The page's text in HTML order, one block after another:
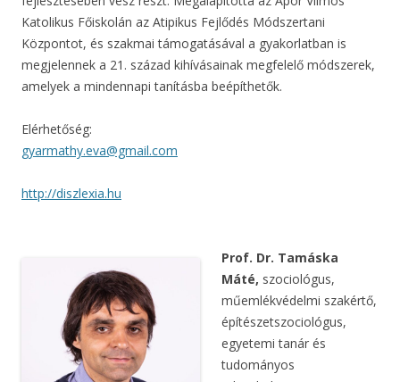
Katolikus Főiskolán az Atipikus Fejlődés Módszertani
Központot, és szakmai támogatásával a gyakorlatban is
megjelennek a 21. század kihívásainak megfelelő módszerek,
amelyek a mindennapi tanításba beépíthetők.
Elérhetőség:
gyarmathy.eva@gmail.com
http://diszlexia.hu
Prof. Dr. Tamáska
Máté, szociológus,
műemlékvédelmi szakértő,
építészetszociológus,
egyetemi tanár és
tudományos